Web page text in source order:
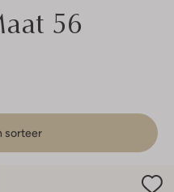
56
sorteer